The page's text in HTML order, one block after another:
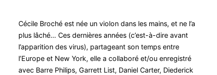
Cécile Broché est née un violon dans les mains, et ne l’a
plus lâché… Ces dernières années (c’est-à-dire avant
l’apparition des virus), partageant son temps entre
l’Europe et New York, elle a collaboré et/ou enregistré
avec Barre Philips, Garrett List, Daniel Carter, Diederick